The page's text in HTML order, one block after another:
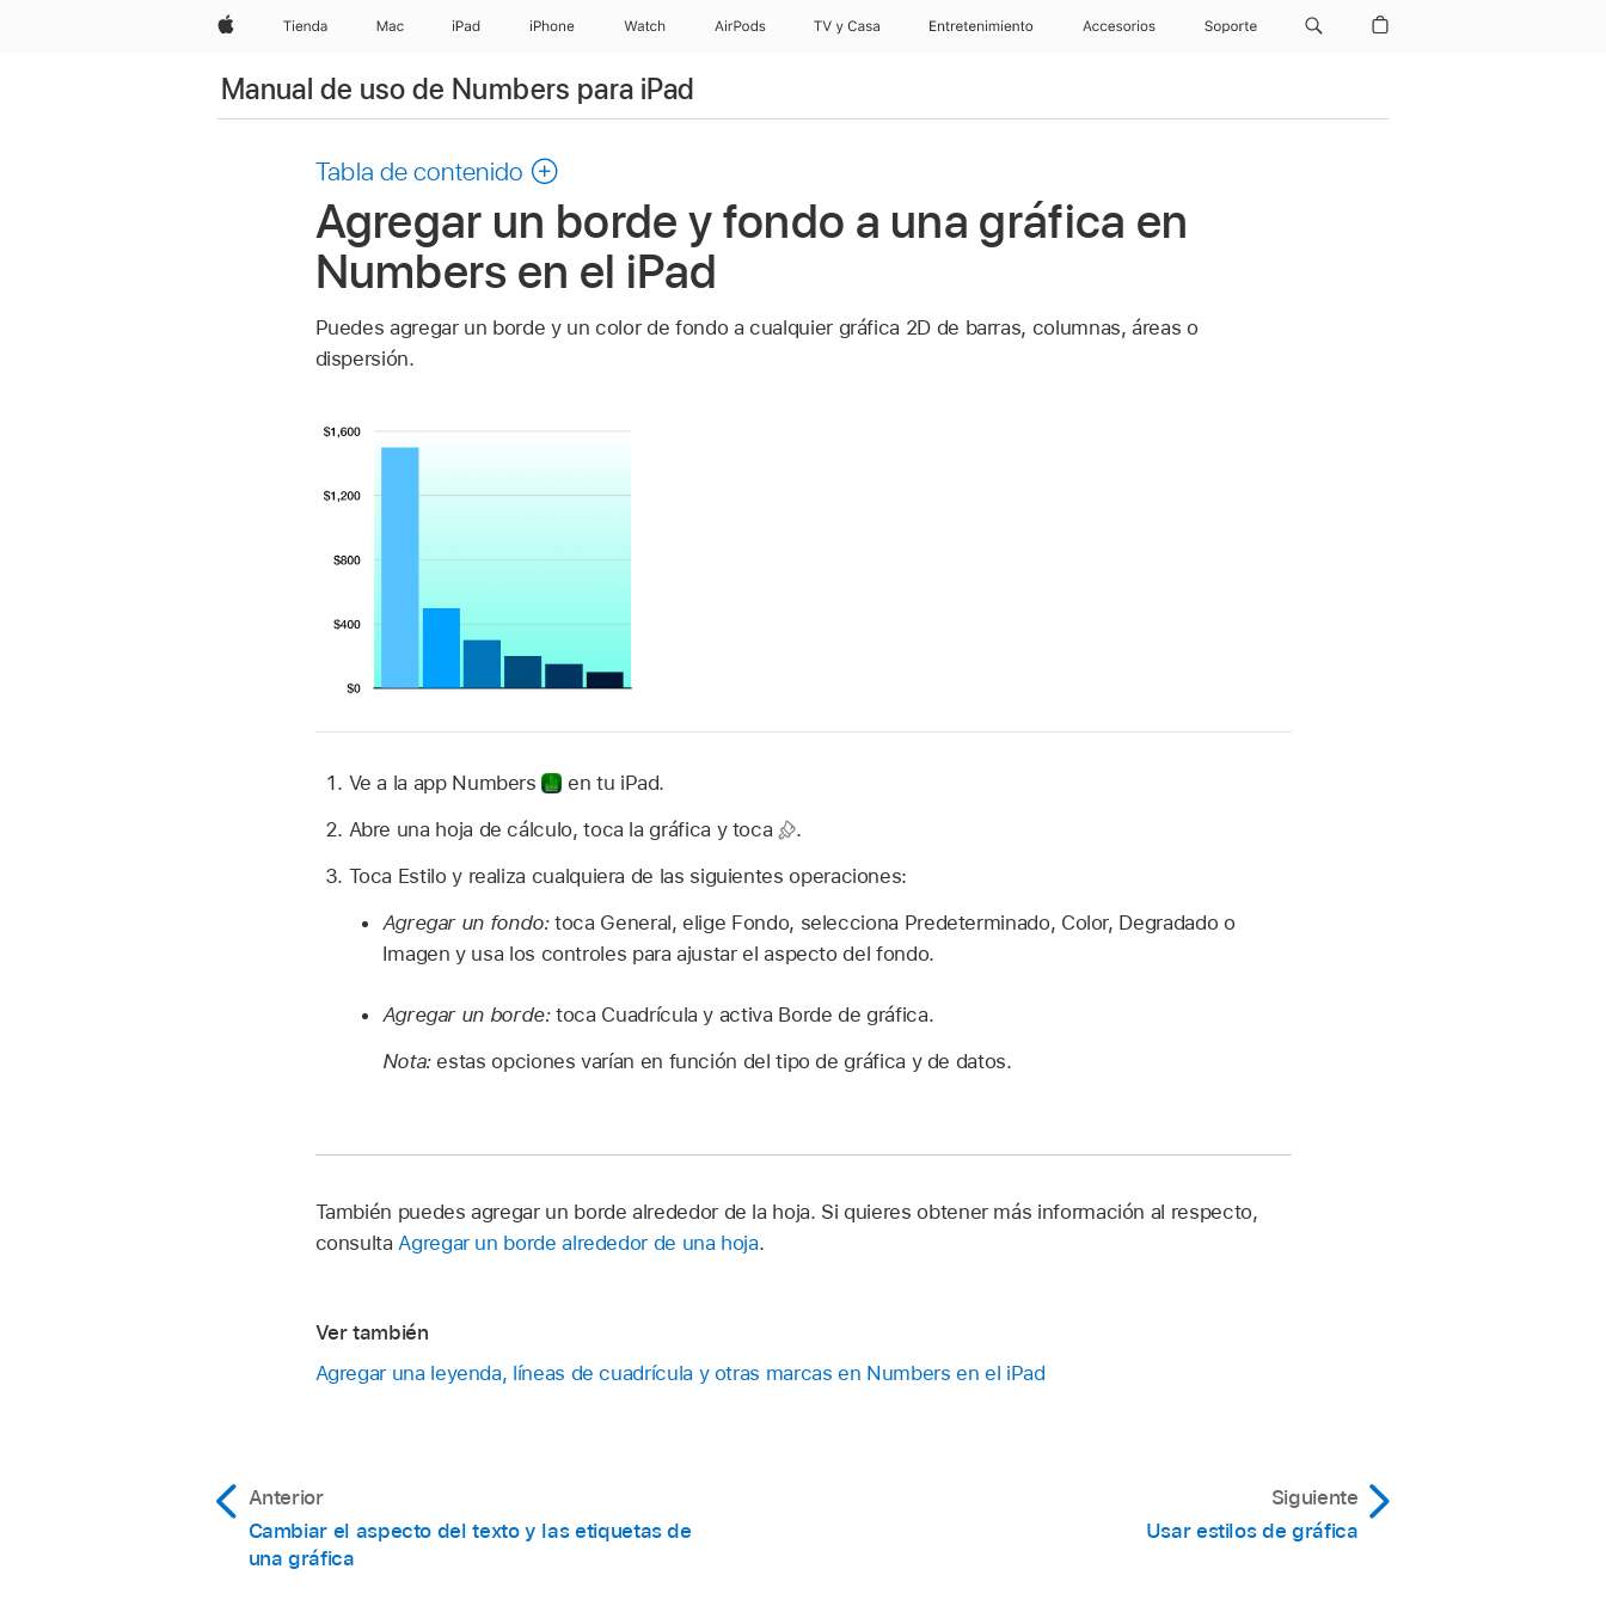
AppleTienda Mac iPad iPhone Watch AirPods TV & Casa Entretenimiento Accesorios Soporte
Manual de uso de Numbers para iPad
Tabla de contenido
Agregar un borde y fondo a una gráfica en
Numbers en el iPad
Puedes agregar un borde y un color de fondo a cualquier gráfica 2D de barras, columnas, áreas o
dispersión.
Ve a la app Numbers
en tu iPad.
Abre una hoja de cálculo, toca la gráfica y toca
.
Toca Estilo y realiza cualquiera de las siguientes operaciones:
Agregar un fondo:toca General, elige Fondo, selecciona Predeterminado, Color, Degradado o
Imagen y usa los controles para ajustar el aspecto del fondo.
Agregar un borde:toca Cuadrícula y activa Borde de gráfica.
Nota: estas opciones varían en función del tipo de gráfica y de datos.
También puedes agregar un borde alrededor de la hoja. Si quieres obtener más información al respecto,
consultaAgregar un borde alrededor de una hoja.
Ver también
Agregar una leyenda, líneas de cuadrícula y otras marcas en Numbers en el iPad
Anterior
Cambiar el aspecto del texto y las etiquetas de
una gráfica
Siguiente
Usar estilos de gráfica